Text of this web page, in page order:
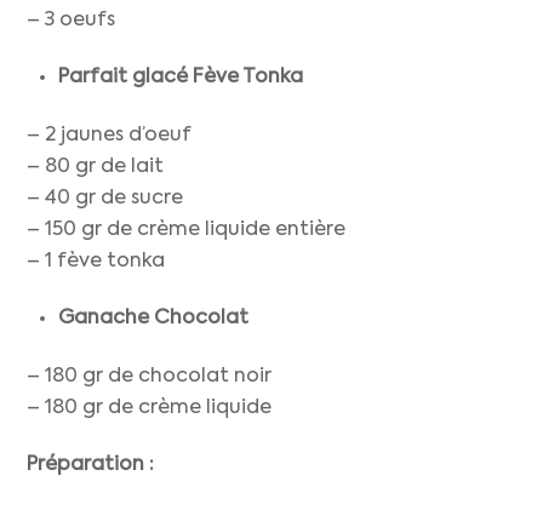
– 3 oeufs
Parfait glacé Fève Tonka
– 2 jaunes d’oeuf
– 80 gr de lait
– 40 gr de sucre
– 150 gr de crème liquide entière
– 1 fève tonka
Ganache Chocolat
– 180 gr de chocolat noir
– 180 gr de crème liquide
Préparation :